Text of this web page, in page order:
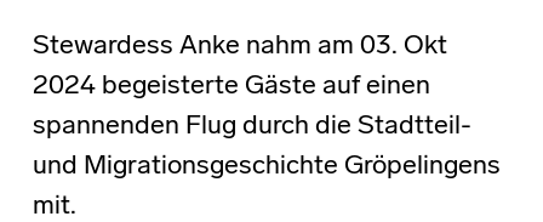
Stewardess Anke nahm am 03. Okt
2024 begeisterte Gäste auf einen
spannenden Flug durch die Stadtteil-
und Migrationsgeschichte Gröpelingens
mit.